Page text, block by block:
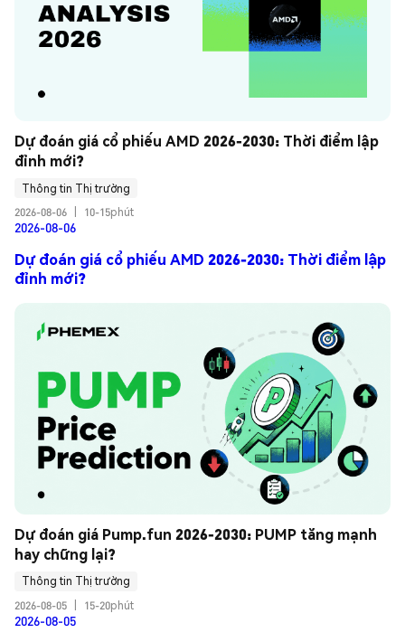
Dự đoán giá cổ phiếu AMD 2026-2030: Thời điểm lập
đỉnh mới?
Thông tin Thị trường
2026-08-06
10-15phút
2026-08-06
Dự đoán giá cổ phiếu AMD 2026-2030: Thời điểm lập
đỉnh mới?
Dự đoán giá Pump.fun 2026-2030: PUMP tăng mạnh
hay chững lại?
Thông tin Thị trường
2026-08-05
15-20phút
2026-08-05